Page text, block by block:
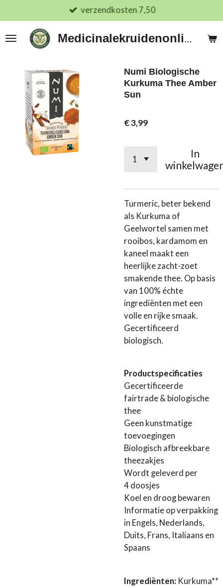
direct
naar
Medicinalekruidenonline.nl
verzendkosten 7,50
Numi Biologische
Kurkuma Thee Amber
Sun
€ 3,99
In
Turmeric, beter bekend
als Kurkuma of
Geelwortel samen met
rooibos, kardamom en
kaneel maakt een
heerlijke zacht-zoet
smakende thee. Op basis
van 100% échte
ingrediënten met een
volle en rijke smaak.
Gecertificeerd
biologisch.
Productspecificaties
Gecertificeerde
fairtrade & biologische
thee
Geen kunstmatige
toevoegingen
Biologisch afbreekbare
theezakjes
Wordt geleverd per
4 doosjes
​​Koel en droog bewaren
Informatie op verpakking
in Engels, Nederlands,
Duits, Frans, Italiaans en
Spaans
Ingrediënten: Kurkuma**